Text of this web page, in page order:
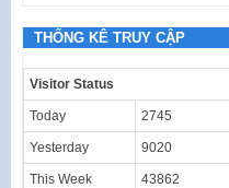
THỐNG KÊ TRUY CẬP
Visitor Status
Today 2745
Yesterday 9020
This Week 43862